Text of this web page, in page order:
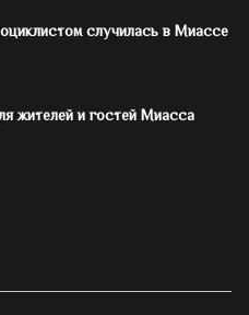
случилась в Миассе
жителей и гостей Миасса